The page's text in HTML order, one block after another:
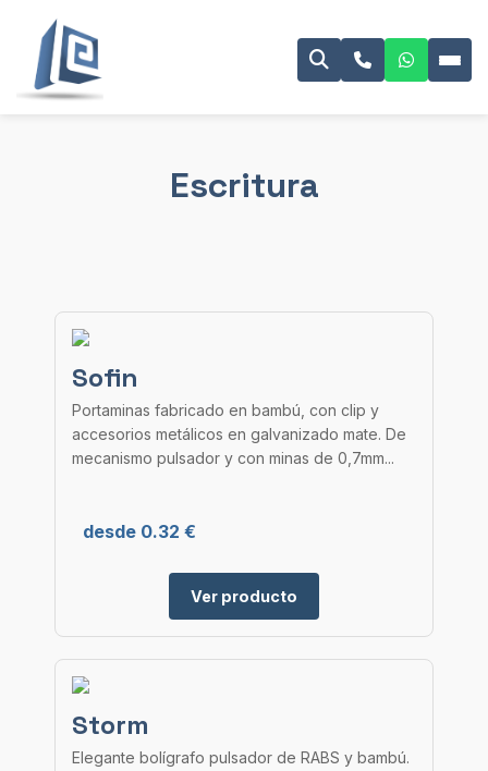
Escritura
Sofin
Portaminas fabricado en bambú, con clip y
accesorios metálicos en galvanizado mate. De
mecanismo pulsador y con minas de 0,7mm...
desde 0.32 €
Ver producto
Storm
Elegante bolígrafo pulsador de RABS y bambú.